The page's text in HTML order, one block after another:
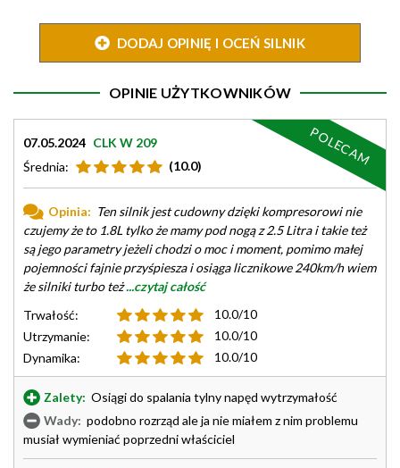
DODAJ OPINIĘ I OCEŃ SILNIK
OPINIE UŻYTKOWNIKÓW
07.05.2024 CLK W 209
Średnia:
(10.0)
Opinia: Ten silnik jest cudowny dzięki kompresorowi nie
czujemy że to 1.8L tylko że mamy pod nogą z 2.5 Litra i takie też
są jego parametry jeżeli chodzi o moc i moment, pomimo małej
pojemności fajnie przyśpiesza i osiąga licznikowe 240km/h wiem
że silniki turbo też...czytaj całość
Trwałość:
10.0/10
Utrzymanie:
10.0/10
Dynamika:
10.0/10
Zalety: Osiągi do spalania tylny napęd wytrzymałość
Wady: podobno rozrząd ale ja nie miałem z nim problemu
musiał wymieniać poprzedni właściciel
POLECAM